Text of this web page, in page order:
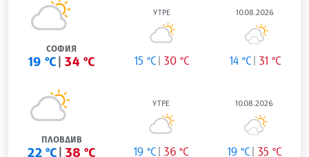
СОФИЯ
19 °C 34 °C
УТРЕ
15 °C 30 °C
10.08.2026
14 °C 31 °C
ПЛОВДИВ
22 °C 38 °C
УТРЕ
19 °C 36 °C
10.08.2026
19 °C 35 °C